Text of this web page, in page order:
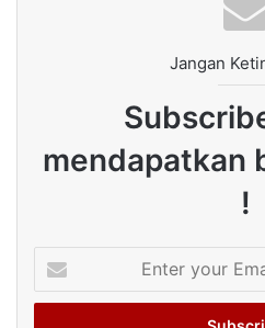
Jangan
mendapatkan
!
your
Email